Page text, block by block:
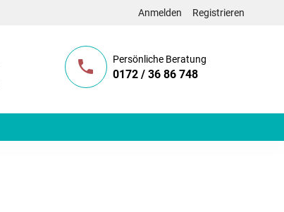
Anmelden Registrieren
Persönliche Beratung
0172 / 36 86 748